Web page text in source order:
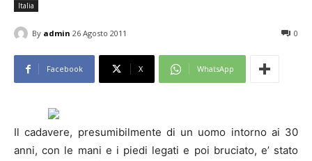
Italia
By admin 26 Agosto 2011 0
Facebook X WhatsApp
Il cadavere, presumibilmente di un uomo intorno ai 30
anni, con le mani e i piedi legati e poi bruciato, e’ stato